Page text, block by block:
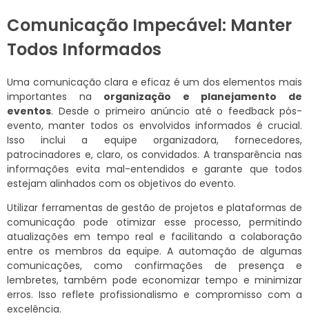
Comunicação Impecável: Manter
Todos Informados
Uma comunicação clara e eficaz é um dos elementos mais
importantes na organização e planejamento de
eventos. Desde o primeiro anúncio até o feedback pós-
evento, manter todos os envolvidos informados é crucial.
Isso inclui a equipe organizadora, fornecedores,
patrocinadores e, claro, os convidados. A transparência nas
informações evita mal-entendidos e garante que todos
estejam alinhados com os objetivos do evento.
Utilizar ferramentas de gestão de projetos e plataformas de
comunicação pode otimizar esse processo, permitindo
atualizações em tempo real e facilitando a colaboração
entre os membros da equipe. A automação de algumas
comunicações, como confirmações de presença e
lembretes, também pode economizar tempo e minimizar
erros. Isso reflete profissionalismo e compromisso com a
excelência.